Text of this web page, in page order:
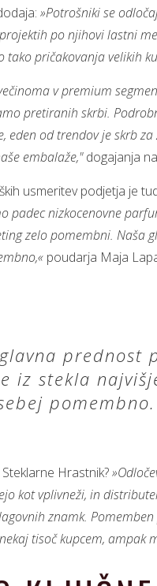
»Potrošniki se
po njihovi lastni
tako pričakovanja velikih
v premium
pretiranih skrbi.
eden od trendov je skrb
embalaže,"dogajanja
usmeritev podjetja je
padec nizkocenovne
zelo pomembni. Naša
poudarja Maja
prednost
iz stekla
pomembno.
Hrastnik?
kot vplivneži, in
znamk.
tisoč kupcem, ampak